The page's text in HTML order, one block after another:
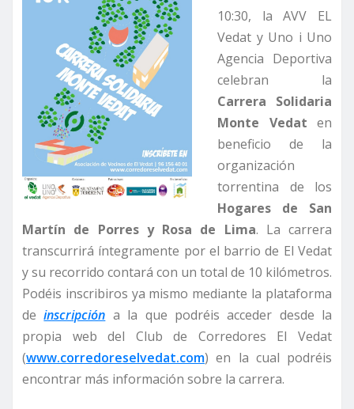
10:30, la AVV EL
Vedat y Uno i Uno
Agencia Deportiva
celebran la
Carrera Solidaria
Monte Vedat en
beneficio de la
organización
torrentina de los
Hogares de San
Martín de Porres y Rosa de Lima. La carrera
transcurrirá íntegramente por el barrio de El Vedat
y su recorrido contará con un total de 10 kilómetros.
Podéis inscribiros ya mismo mediante la plataforma
deinscripción a la que podréis acceder desde la
propia web del Club de Corredores El Vedat
(www.corredoreselvedat.com) en la cual podréis
encontrar más información sobre la carrera.